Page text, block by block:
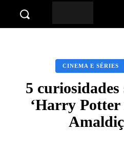
CINEMA E SÉRIES
5 curiosidades
‘Harry Potter